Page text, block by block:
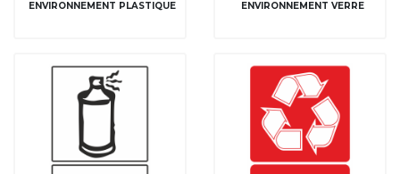
ENVIRONNEMENT PLASTIQUE
ENVIRONNEMENT VERRE